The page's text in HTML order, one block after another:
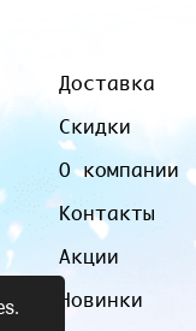
Доставка
Скидки
О компании
Контакты
Акции
Новинки